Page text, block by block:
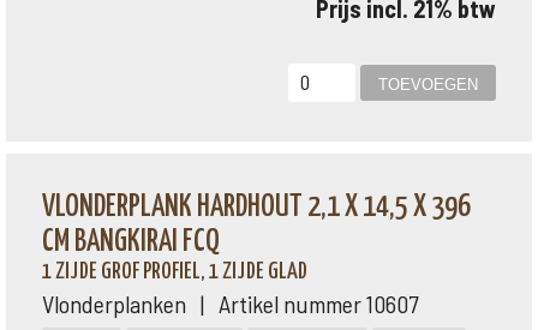
Prijs incl. 21% btw
VLONDERPLANK HARDHOUT 2,1 X 14,5 X 396
CM BANGKIRAI FCQ
1 ZIJDE GROF PROFIEL, 1 ZIJDE GLAD
Vlonderplanken | Artikel nummer 10607